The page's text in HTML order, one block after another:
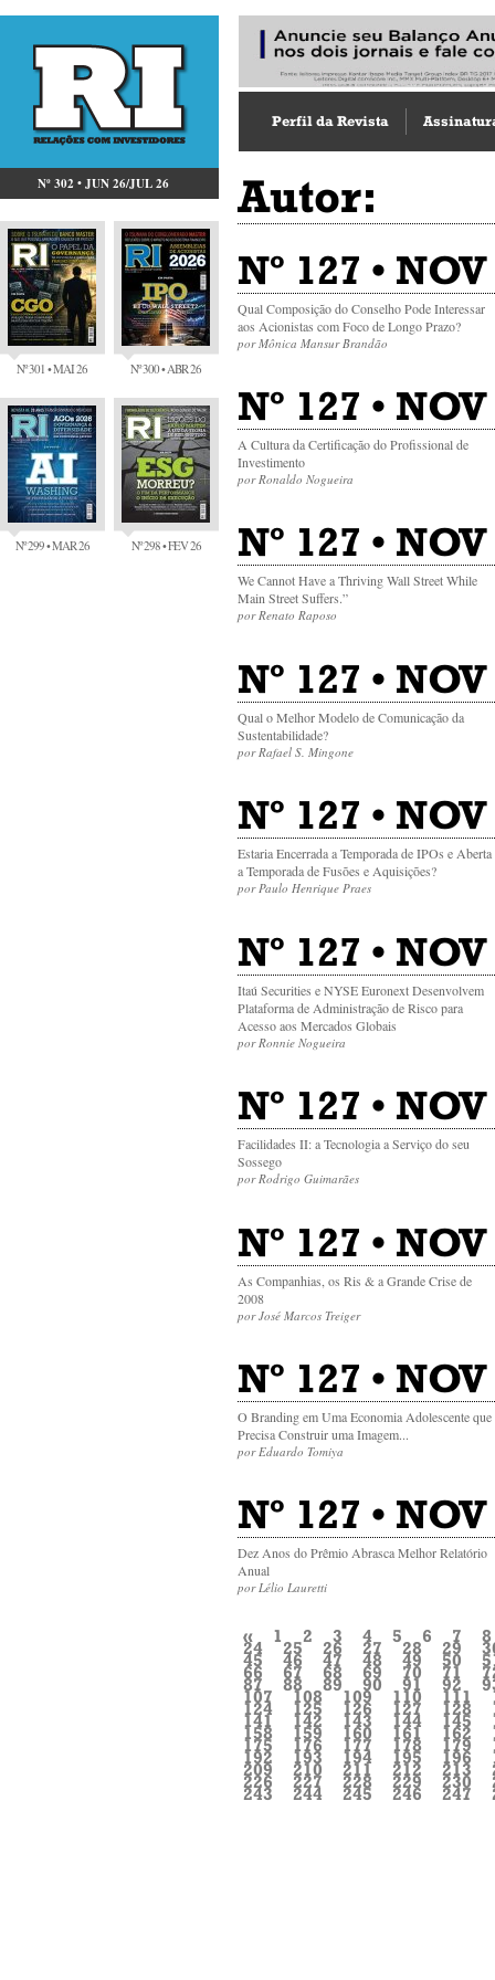
Nº 302 • JUN 26/JUL 26
Nº 301 • MAI 26 Nº 300 • ABR 26
Nº 299 • MAR 26 Nº 298 • FEV 26
Perfil da Revista
Autor:
Nº 127 •
Qual Composição do Conselho Pode Interessar
aos Acionistas com Foco de Longo Prazo?
por Mônica Mansur Brandão
Nº 127 •
A Cultura da Certificação do Profissional de
Investimento
por Ronaldo Nogueira
Nº 127 •
We Cannot Have a Thriving Wall Street While
Main Street Suffers.”
por Renato Raposo
Nº 127 •
Qual o Melhor Modelo de Comunicação da
Sustentabilidade?
por Rafael S. Mingone
Nº 127 •
Estaria Encerrada a Temporada de IPOs e Aberta
a Temporada de Fusões e Aquisições?
por Paulo Henrique Praes
Nº 127 •
Itaú Securities e NYSE Euronext Desenvolvem
Plataforma de Administração de Risco para
Acesso aos Mercados Globais
por Ronnie Nogueira
Nº 127 •
Facilidades II: a Tecnologia a Serviço do seu
Sossego
por Rodrigo Guimarães
Nº 127 •
As Companhias, os Ris & a Grande Crise de
2008
por José Marcos Treiger
Nº 127 •
O Branding em Uma Economia Adolescente que
Precisa Construir uma Imagem...
por Eduardo Tomiya
Nº 127 •
Dez Anos do Prêmio Abrasca Melhor Relatório
Anual
por Lélio Lauretti
« 1 2 3 4 5 6 7 8
24 25 26 27 28 29
45 46 47 48 49 50
66 67 68 69 70 71
87 88 89 90 91 92
107 108 109 110 111
124 125 126 127 128
141 142 143 144 145
158 159 160 161 162
175 176 177 178 179
192 193 194 195 196
209 210 211 212 213
226 227 228 229 230
243 244 245 246 247